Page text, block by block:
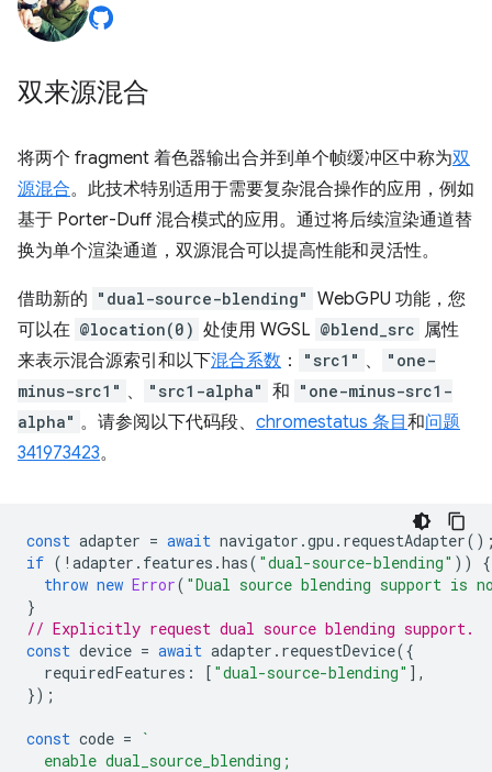
双来源混合
将两个 fragment 着色器输出合并到单个帧缓冲区中称为双
源混合。此技术特别适用于需要复杂混合操作的应用，例如
基于 Porter-Duff 混合模式的应用。通过将后续渲染通道替
换为单个渲染通道，双源混合可以提高性能和灵活性。
借助新的 "dual-source-blending" WebGPU 功能，您
可以在 @location(0) 处使用 WGSL @blend_src 属性
来表示混合源索引和以下混合系数 ： "src1" 、
"one-
minus-src1" 、 "src1-alpha" 和 "one-minus-src1-
alpha" 。请参阅以下代码段、 chromestatus 条目 和问题
341973423。
const adapter = await navigator .gpu . requestAdapter
if ( ! adapter . features .has( "dual-source-blending" ))
{
throw new Error( "Dual source blending support is
}
// Explicitly request dual source blending support.
const device = await adapter . requestDevice({
requiredFeatures : [ "dual-source-blending" ],
});
const code =
`
  enable dual_source_blending;